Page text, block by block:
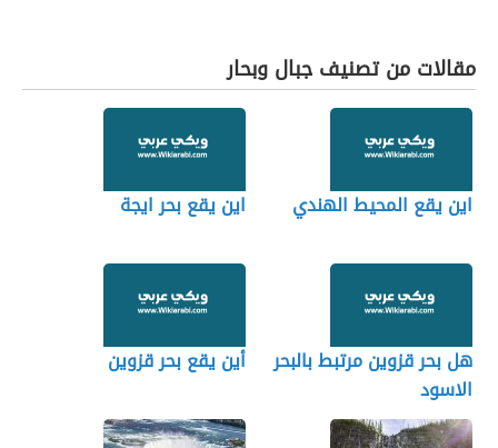
مقالات من تصنيف جبال وبحار
اين يقع المحيط الهندي اين يقع بحر ايجة
هل بحر قزوين مرتبط بالبحر
الاسود
أين يقع بحر قزوين